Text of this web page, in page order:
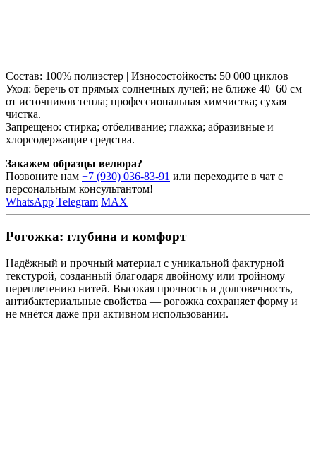
Состав: 100% полиэстер | Износостойкость: 50 000 циклов
Уход: беречь от прямых солнечных лучей; не ближе 40–60 см
от источников тепла; профессиональная химчистка; сухая
чистка.
Запрещено: стирка; отбеливание; глажка; абразивные и
хлорсодержащие средства.
Закажем образцы велюра?
Позвоните нам +7 (930) 036-83-91 или переходите в чат с
персональным консультантом!
WhatsApp Telegram MAX
Рогожка: глубина и комфорт
Надёжный и прочный материал с уникальной фактурной
текстурой, созданный благодаря двойному или тройному
переплетению нитей. Высокая прочность и долговечность,
антибактериальные свойства — рогожка сохраняет форму и
не мнётся даже при активном использовании.